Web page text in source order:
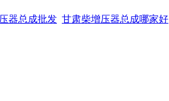
器总成批发 甘肃柴增压器总成哪家好